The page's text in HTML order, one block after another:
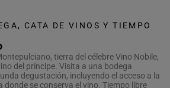
CATA DE VINOS Y TIEMPO
tierra del célebre Vino Nobile,
del príncipe. Visita a una bodega
degustación, incluyendo el acceso a la
donde se conserva el vino. Tiempo libre